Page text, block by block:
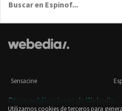
Sensacine
Otras publicaciones de Webedia
Utilizamos cookies de terceros para